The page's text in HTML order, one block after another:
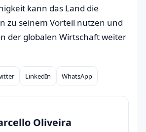
kann das Land die
zu seinem Vorteil nutzen und
der globalen Wirtschaft weiter
LinkedIn WhatsApp
Oliveira